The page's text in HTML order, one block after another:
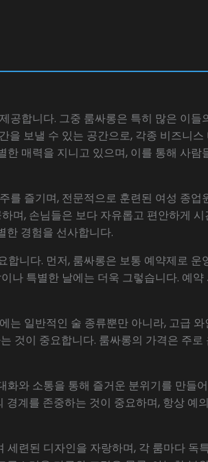
공합니다. 그중 룸싸롱은 특히 많은 이들
보낼 수 있는 공간으로, 각종 비즈니스
매력을 지니고 있으며, 이를 통해 사람
를 즐기며, 전문적으로 훈련된 여성 종업
며, 손님들은 보다 자유롭고 편안하게 시
한 경험을 선사합니다.
니다. 먼저, 룸싸롱은 보통 예약제로 운
나 특별한 날에는 더욱 그렇습니다. 예약
는 일반적인 술 종류뿐만 아니라, 고급 와
것이 중요합니다. 룸싸롱의 가격은 주로
와 소통을 통해 즐거운 분위기를 만들
계를 존중하는 것이 중요하며, 항상 예
련된 디자인을 자랑하며, 각 룸마다 독